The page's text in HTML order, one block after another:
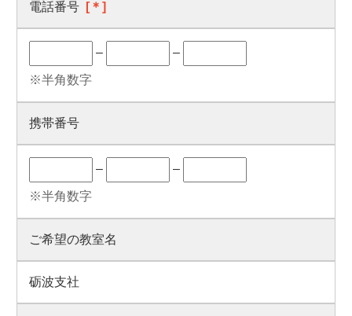
電話番号 [＊]
– –
※半角数字
携帯番号
– –
※半角数字
ご希望の教室名
砺波支社